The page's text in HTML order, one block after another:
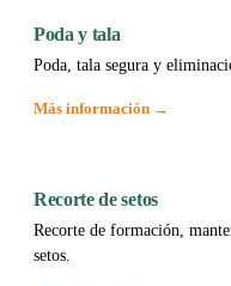
Poda y tala
Poda, tala segura y
Más información →
Recorte de setos
Recorte de formación,
setos.